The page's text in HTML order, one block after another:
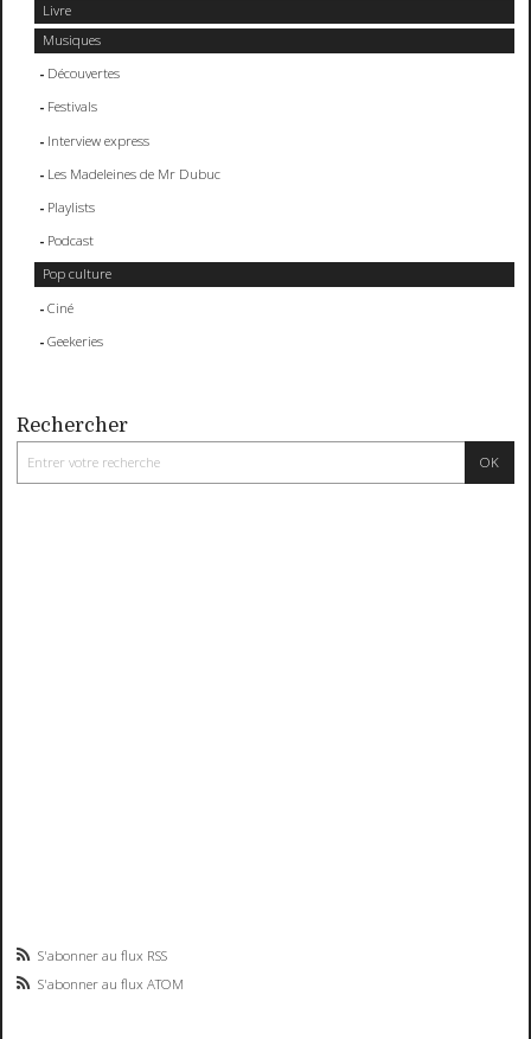
Livre
Musiques
Découvertes
Festivals
Interview express
Les Madeleines de Mr Dubuc
Playlists
Podcast
Pop culture
Ciné
Geekeries
Rechercher
S'abonner au flux RSS
S'abonner au flux ATOM